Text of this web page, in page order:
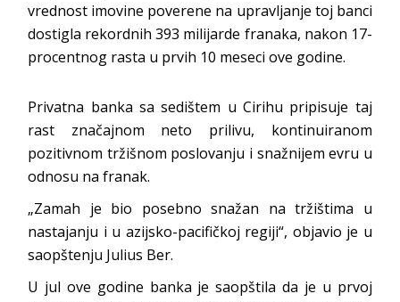
vrednost imovine poverene na upravljanje toj banci
dostigla rekordnih 393 milijarde franaka, nakon 17-
procentnog rasta u prvih 10 meseci ove godine.
Privatna banka sa sedištem u Cirihu pripisuje taj
rast značajnom neto prilivu, kontinuiranom
pozitivnom tržišnom poslovanju i snažnijem evru u
odnosu na franak.
„Zamah je bio posebno snažan na tržištima u
nastajanju i u azijsko-pacifičkoj regiji“, objavio je u
saopštenju Julius Ber.
U jul ove godine banka je saopštila da je u prvoj